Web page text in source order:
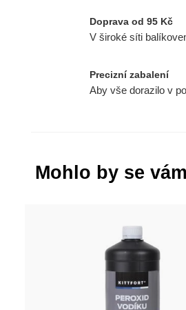
Doprava od 95 Kč
V široké síti
Precizní zabalení
Aby vše dorazilo v
Mohlo by se